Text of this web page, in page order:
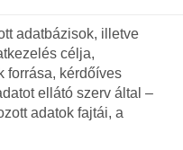
adatbázisok, illetve
célja,
forrása, kérdőíves
ellátó szerv által –
adatok fajtái, a